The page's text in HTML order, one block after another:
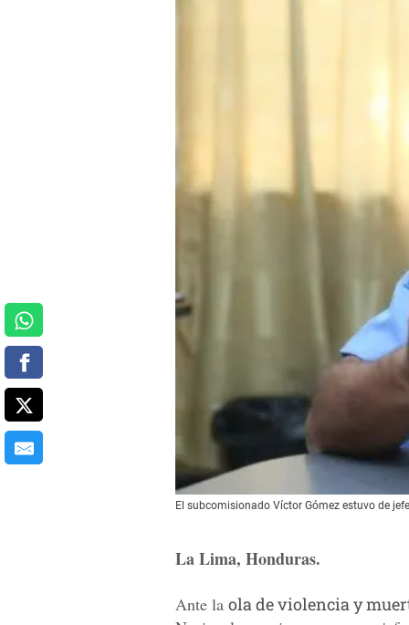
El subcomisionado Víctor Gómez estuvo de
La Lima, Honduras.
Ante la ola de violencia y